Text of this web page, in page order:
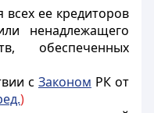
всех ее кредиторов
ненадлежащего
обеспеченных
с Законом РК от
)